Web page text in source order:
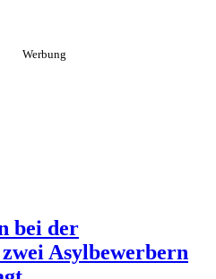
bei der
Asylbewerbern